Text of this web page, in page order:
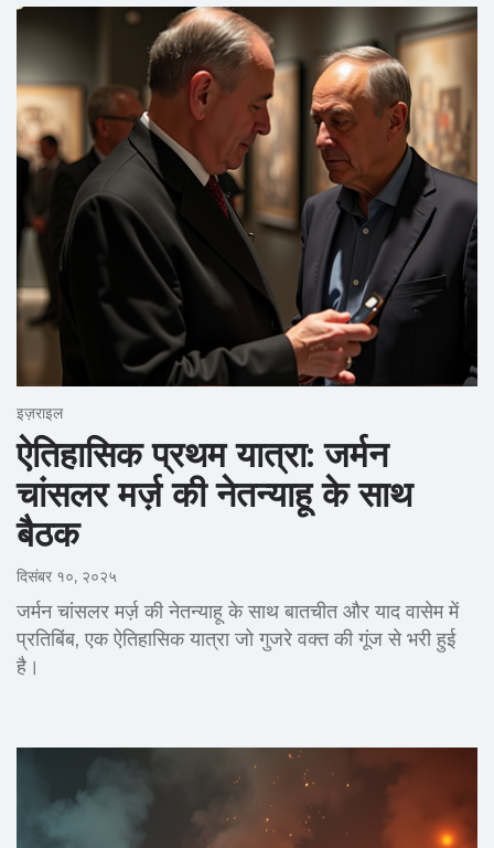
इज़राइल
ऐतिहासिक प्रथम यात्रा: जर्मन
चांसलर मर्ज़ की नेतन्याहू के साथ
बैठक
दिसंबर १०, २०२५
जर्मन चांसलर मर्ज़ की नेतन्याहू के साथ बातचीत और याद वासेम में
प्रतिबिंब, एक ऐतिहासिक यात्रा जो गुजरे वक्त की गूंज से भरी हुई
है।